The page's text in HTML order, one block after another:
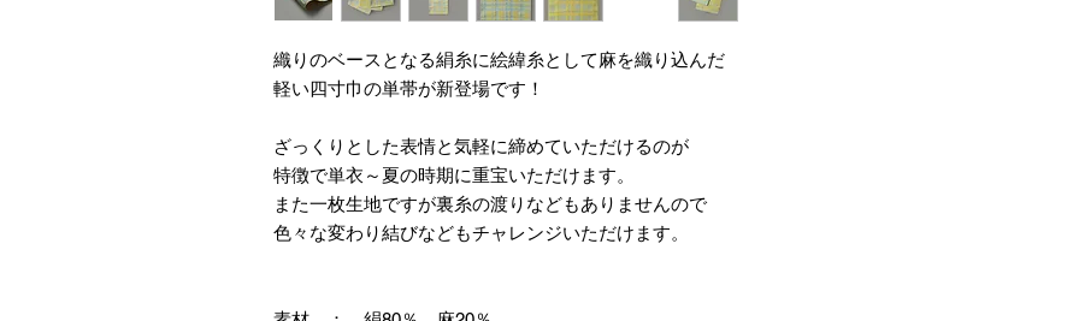
織りのベースとなる絹糸に絵緯糸として麻を織り込んだ
軽い四寸巾の単帯が新登場です！
ざっくりとした表情と気軽に締めていただけるのが
特徴で単衣～夏の時期に重宝いただけます。
また一枚生地ですが裏糸の渡りなどもありませんので
色々な変わり結びなどもチャレンジいただけます。